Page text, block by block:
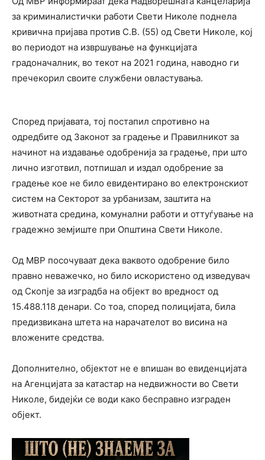
за криминалистички работи Свети Николе поднела
кривична пријава против С.В. (55) од Свети Николе, кој
во периодот на извршување на функцијата
градоначалник, во текот на 2021 година, наводно ги
пречекорил своите службени овластувања.
Според пријавата, тој постапил спротивно на
одредбите од Законот за градење и Правилникот за
начинот на издавање одобренија за градење, при што
лично изготвил, потпишал и издал одобрение за
градење кое не било евидентирано во електронскиот
систем на Секторот за урбанизам, заштита на
животната средина, комунални работи и оттуѓување на
градежно земјиште при Општина Свети Николе.
Од МВР посочуваат дека ваквото одобрение било
правно неважечко, но било искористено од изведувач
од Скопје за изградба на објект во вредност од
15.488.118 денари. Со тоа, според полицијата, била
предизвикана штета на нарачателот во висина на
вложените средства.
Дополнително, објектот не е впишан во евиденцијата
на Агенцијата за катастар на недвижности во Свети
Николе, бидејќи се води како бесправно изграден
објект.